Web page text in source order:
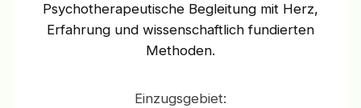
Psychotherapeutische Begleitung mit Herz,
Erfahrung und wissenschaftlich fundierten
Methoden.
Einzugsgebiet: